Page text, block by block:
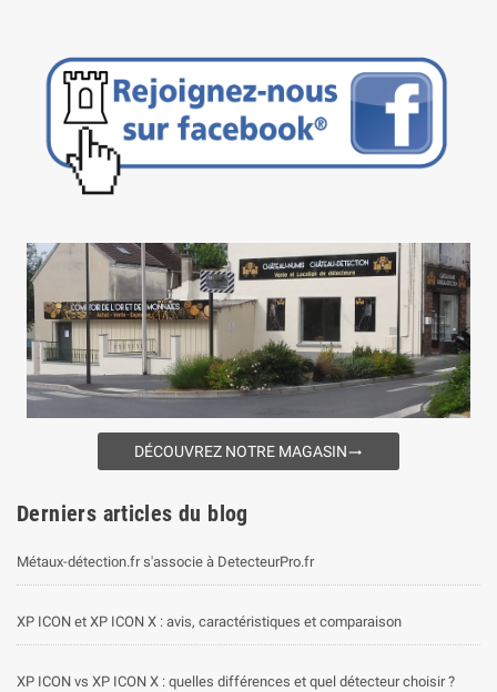
DÉCOUVREZ NOTRE MAGASINtrending_flat
Derniers articles du blog
Métaux-détection.fr s'associe à DetecteurPro.fr
XP ICON et XP ICON X : avis, caractéristiques et comparaison
XP ICON vs XP ICON X : quelles différences et quel détecteur choisir ?